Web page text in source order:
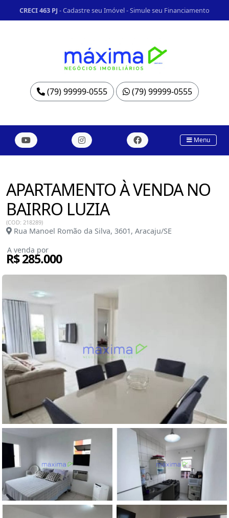
CRECI 463 PJ -Cadastre seu Imóvel-Simule seu Financiamento
(79) 99999-0555 (79) 99999-0555
Menu
APARTAMENTO À VENDA NO
BAIRRO LUZIA
(COD: 218289)
Rua Manoel Romão da Silva, 3601, Aracaju/SE
A venda por
R$ 285.000